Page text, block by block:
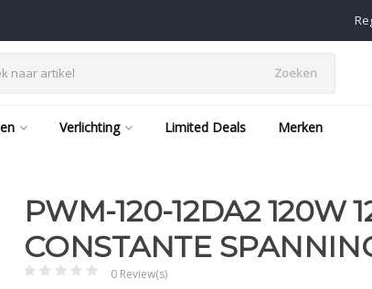
Zoeken
Verlichting Limited Deals Merken
PWM-120-12DA2 120W
CONSTANTE
0 Review(s)